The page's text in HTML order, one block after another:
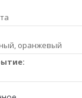
оранжевый